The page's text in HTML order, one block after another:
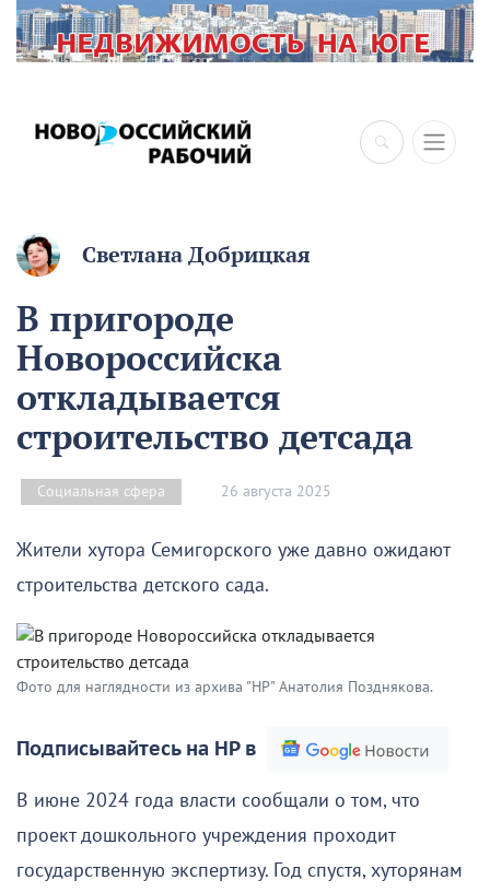
×
Светлана Добрицкая
В пригороде
Новороссийска
откладывается
строительство детсада
Социальная сфера 26 августа 2025
Жители хутора Семигорского уже давно ожидают
строительства детского сада.
Фото для наглядности из архива "НР" Анатолия Позднякова.
Подписывайтесь на НР в
В июне 2024 года власти сообщали о том, что
проект дошкольного учреждения проходит
государственную экспертизу. Год спустя, хуторянам